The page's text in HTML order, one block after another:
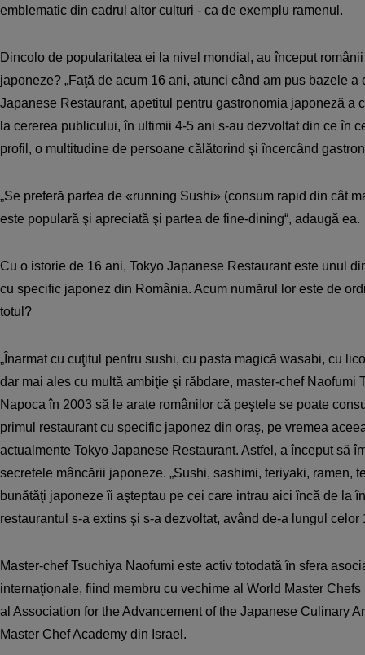
emblematic din cadrul altor culturi - ca de exemplu ramenul.
Dincolo de popularitatea ei la nivel mondial, au început
japoneze? „Faţă de acum 16 ani, atunci când am pus bazele a
Japanese Restaurant, apetitul pentru gastronomia japoneză a
la cererea publicului, în ultimii 4-5 ani s-au dezvoltat din ce în
profil, o multitudine de persoane călătorind şi încercând
„Se preferă partea de «running Sushi» (consum rapid din cât
este populară şi apreciată şi partea de fine-dining“, adaugă ea.
Cu o istorie de 16 ani, Tokyo Japanese Restaurant este unul
cu specific japonez din România. Acum numărul lor este de
totul?
„Înarmat cu cuţitul pentru sushi, cu pasta magică wasabi, cu
dar mai ales cu multă ambiţie şi răbdare, master-chef Naofumi
Napoca în 2003 să le arate românilor că peştele se poate
primul restaurant cu specific japonez din oraş, pe vremea
actualmente Tokyo Japanese Restaurant. Astfel, a început să
secretele mâncării japoneze. „Sushi, sashimi, teriyaki, ramen,
bunătăţi japoneze îi aşteptau pe cei care intrau aici încă de la
restaurantul s-a extins şi s-a dezvoltat, având de-a lungul celor
Master-chef Tsuchiya Naofumi este activ totodată în sfera
internaţionale, fiind membru cu vechime al World Master
al Association for the Advancement of the Japanese Culinary
Master Chef Academy din Israel.